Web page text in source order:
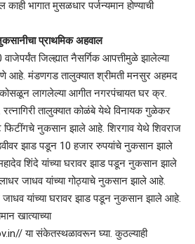
भागात मुसळधार पर्जन्यमान होण्याची
प्राथमिक अहवाल
जिल्ह्यात नैसर्गिक आपत्तीमुळे झालेल्या
आहे. मंडणगड तालुक्यात श्रीमती मनसुर अहमद
कोसळून लागलेल्या आगीत नगरपंचायत घर क्र.
तालुक्यात कोळंबे येथे विनायक गुळेकर
फिटींगचे नुकसान झाले आहे. शिरगाव येथे शिवराज
झाड पडून 10 हजार रुपयांचे नुकसान झाले
शिंदे यांच्या घरावर झाड पडून नुकसान झाले
जाधव यांच्या गोठ्याचे नुकसान झाले आहे.
यांच्या घरावर झाड पडून नुकसान झाले आहे.
खात्याच्या
या संकेतस्थळावरून घ्या. कुठल्याही